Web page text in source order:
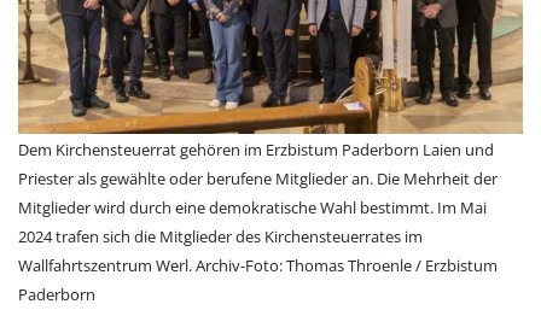
Dem Kirchensteuerrat gehören im Erzbistum Paderborn Laien und
Priester als gewählte oder berufene Mitglieder an. Die Mehrheit der
Mitglieder wird durch eine demokratische Wahl bestimmt. Im Mai
2024 trafen sich die Mitglieder des Kirchensteuerrates im
Wallfahrtszentrum Werl. Archiv-Foto: Thomas Throenle / Erzbistum
Paderborn